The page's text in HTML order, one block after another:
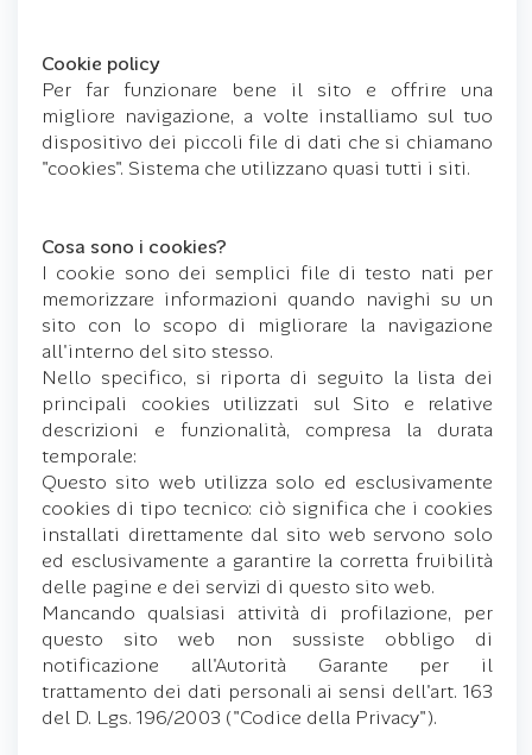
Cookie policy
Per far funzionare bene il sito e offrire una
migliore navigazione, a volte installiamo sul tuo
dispositivo dei piccoli file di dati che si chiamano
"cookies". Sistema che utilizzano quasi tutti i siti.
Cosa sono i cookies?
I cookie sono dei semplici file di testo nati per
memorizzare informazioni quando navighi su un
sito con lo scopo di migliorare la navigazione
all'interno del sito stesso.
Nello specifico, si riporta di seguito la lista dei
principali cookies utilizzati sul Sito e relative
descrizioni e funzionalità, compresa la durata
temporale:
Questo sito web utilizza solo ed esclusivamente
cookies di tipo tecnico: ciò significa che i cookies
installati direttamente dal sito web servono solo
ed esclusivamente a garantire la corretta fruibilità
delle pagine e dei servizi di questo sito web.
Mancando qualsiasi attività di profilazione, per
questo sito web non sussiste obbligo di
notificazione all'Autorità Garante per il
trattamento dei dati personali ai sensi dell'art. 163
del D. Lgs. 196/2003 ("Codice della Privacy").